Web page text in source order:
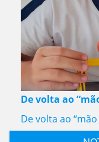
De volta ao
De volta ao